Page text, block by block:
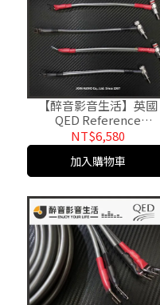
【醉音影音生活】英國
QED Reference
XT40i+FP-201R&FP-202R
20cm 喇叭跳線/成品線
NT$6,580
加入購物車